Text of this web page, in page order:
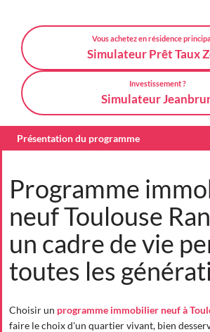
Vous achetez en résidence
Simulateur Prêt Taux
Investissement ?
Simulateur
Présentation du programme
Programme
neuf Toulouse
un cadre de vie
toutes les
Choisir un programme immobilier neuf à
faire le choix d'un quartier vivant, bien